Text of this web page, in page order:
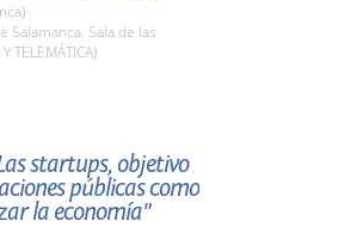
Salamanca. Sala de las
TELEMÁTICA)
startups, objetivo
públicas como
la economía"